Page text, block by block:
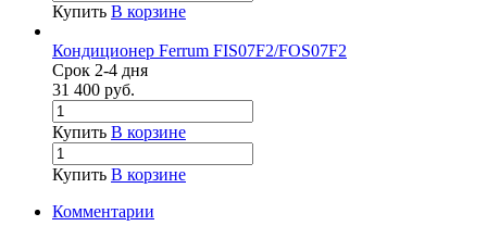
Купить В корзине
Кондиционер Ferrum FIS07F2/FOS07F2
Срок 2-4 дня
31 400 руб.
Купить В корзине
Купить В корзине
Комментарии